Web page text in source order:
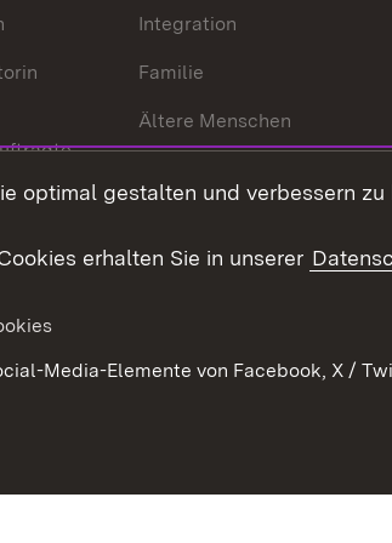
Integration
Familie
Ältere Menschen
Behinderungen
Bürgerengagement
optimal gestalten und verbessern
erhalten Sie in unserer
Media-Elemente von Facebook, X /